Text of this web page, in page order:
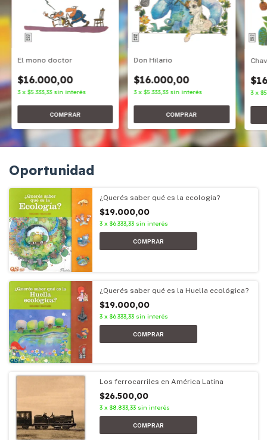
El mono doctor
$16.000,00
3 x $5.333,33 sin interés
Don Hilario
$16.000,00
3 x$5.333,33 sin interés 3 x
Oportunidad
¿Querés saber qué es la ecología?
$19.000,00
3 x $6.333,33 sin interés
¿Querés saber qué es la Huella ecológica?
$19.000,00
3 x $6.333,33 sin interés
Los ferrocarriles en América Latina
$26.500,00
3 x $8.833,33 sin interés